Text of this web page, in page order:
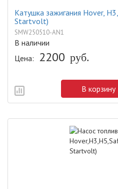
Катушка зажигания Hover,
Startvolt)
SMW250510-AN1
В наличии
Цена: 2200 руб.
В корзину